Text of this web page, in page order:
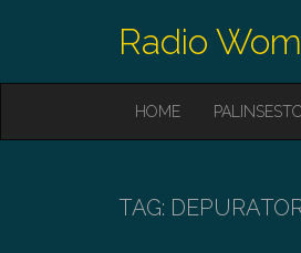
Radio
M
N
M
O
C
HOME
TAG: